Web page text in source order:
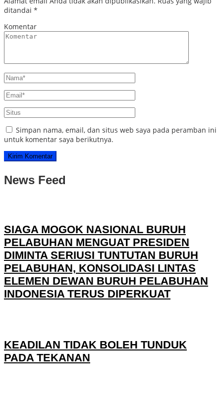
ditandai *
Komentar
Simpan nama, email, dan situs web saya pada peramban ini
untuk komentar saya berikutnya.
News Feed
SIAGA MOGOK NASIONAL BURUH
PELABUHAN MENGUAT PRESIDEN
DIMINTA SERIUSI TUNTUTAN BURUH
PELABUHAN, KONSOLIDASI LINTAS
ELEMEN DEWAN BURUH PELABUHAN
INDONESIA TERUS DIPERKUAT
KEADILAN TIDAK BOLEH TUNDUK
PADA TEKANAN